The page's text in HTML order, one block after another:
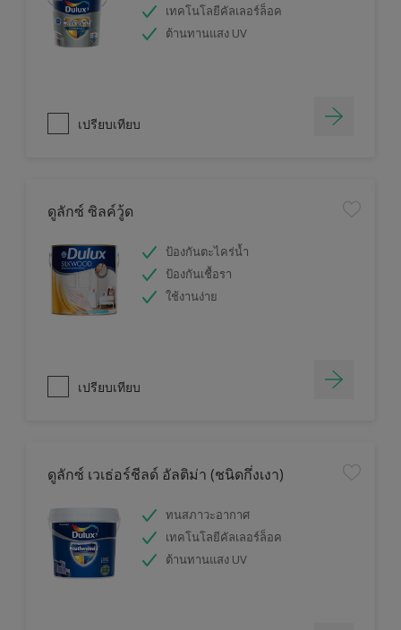
เทคโนโลยีคัลเลอร์ล็อค
ต้านทานแสง UV
เปรียบเทียบ
ดูลักซ์ ซิลค์วู้ด
ป้องกันตะไคร่น้ำ
ป้องกันเชื้อรา
ใช้งานง่าย
เปรียบเทียบ
ดูลักซ์ เวเธ่อร์ชีลด์ อัลติม่า (ชนิดกึ่งเงา)
ทนสภาวะอากาศ
เทคโนโลยีคัลเลอร์ล็อค
ต้านทานแสง UV